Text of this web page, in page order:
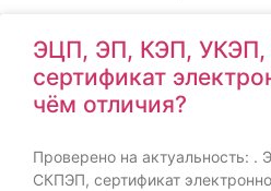
ЭЦП, ЭП, КЭП,
сертификат
чём отличия?
Проверено на актуальность:
СКПЭП, сертификат